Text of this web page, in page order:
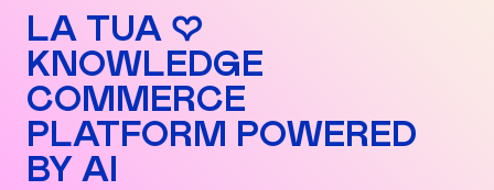
LA TUA ♡
KNOWLEDGE
COMMERCE
PLATFORM POWERED
BY AI